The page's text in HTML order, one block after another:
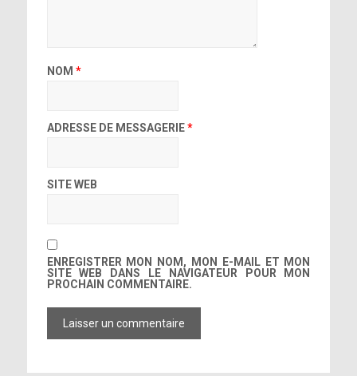
NOM *
ADRESSE DE MESSAGERIE*
SITE WEB
ENREGISTRER MON NOM, MON E-MAIL ET MON
SITE WEB DANS LE NAVIGATEUR POUR MON
PROCHAIN COMMENTAIRE.